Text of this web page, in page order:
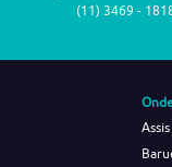
(11) 3469 -
Assis